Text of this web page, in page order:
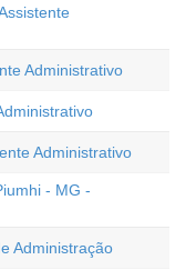
Administrativo
Administrativo
- MG -
Administração